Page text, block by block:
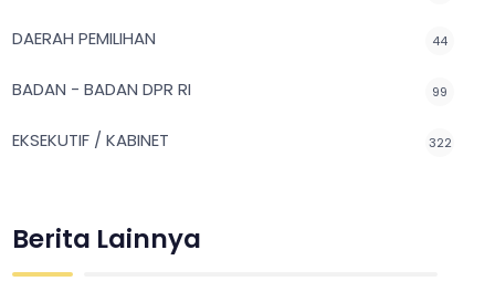
DAERAH PEMILIHAN 44
BADAN - BADAN DPR RI 99
EKSEKUTIF / KABINET 322
Berita Lainnya